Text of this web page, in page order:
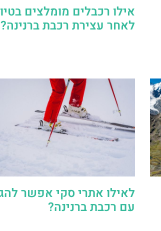
אילו רכבלים מומלצים
לאחר עצירת רכבת ברנינה?
לאילו אתרי סקי אפשר
עם רכבת ברנינה?